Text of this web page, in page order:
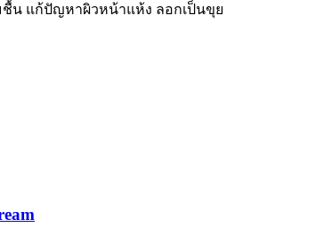
ชื้น แก้ปัญหาผิวหน้าแห้ง ลอกเป็นขุย